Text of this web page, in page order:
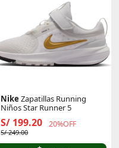
Nike Zapatillas Running
Niños Star Runner 5
S/ 199.20 20%OFF
S/ 249.00